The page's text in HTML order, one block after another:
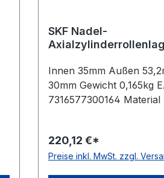
SKF Nadel-
Innen 35mm Außen
30mm Gewicht 0,165kg
7316577300164 Material
-20 bis +120 °C
Toleranzklasse P0/PN
220,12 €*
Preise inkl. MwSt. zzgl.